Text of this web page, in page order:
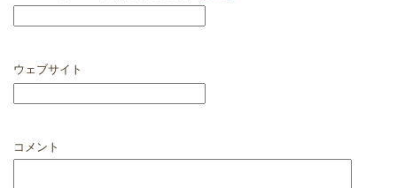
ウェブサイト
コメント